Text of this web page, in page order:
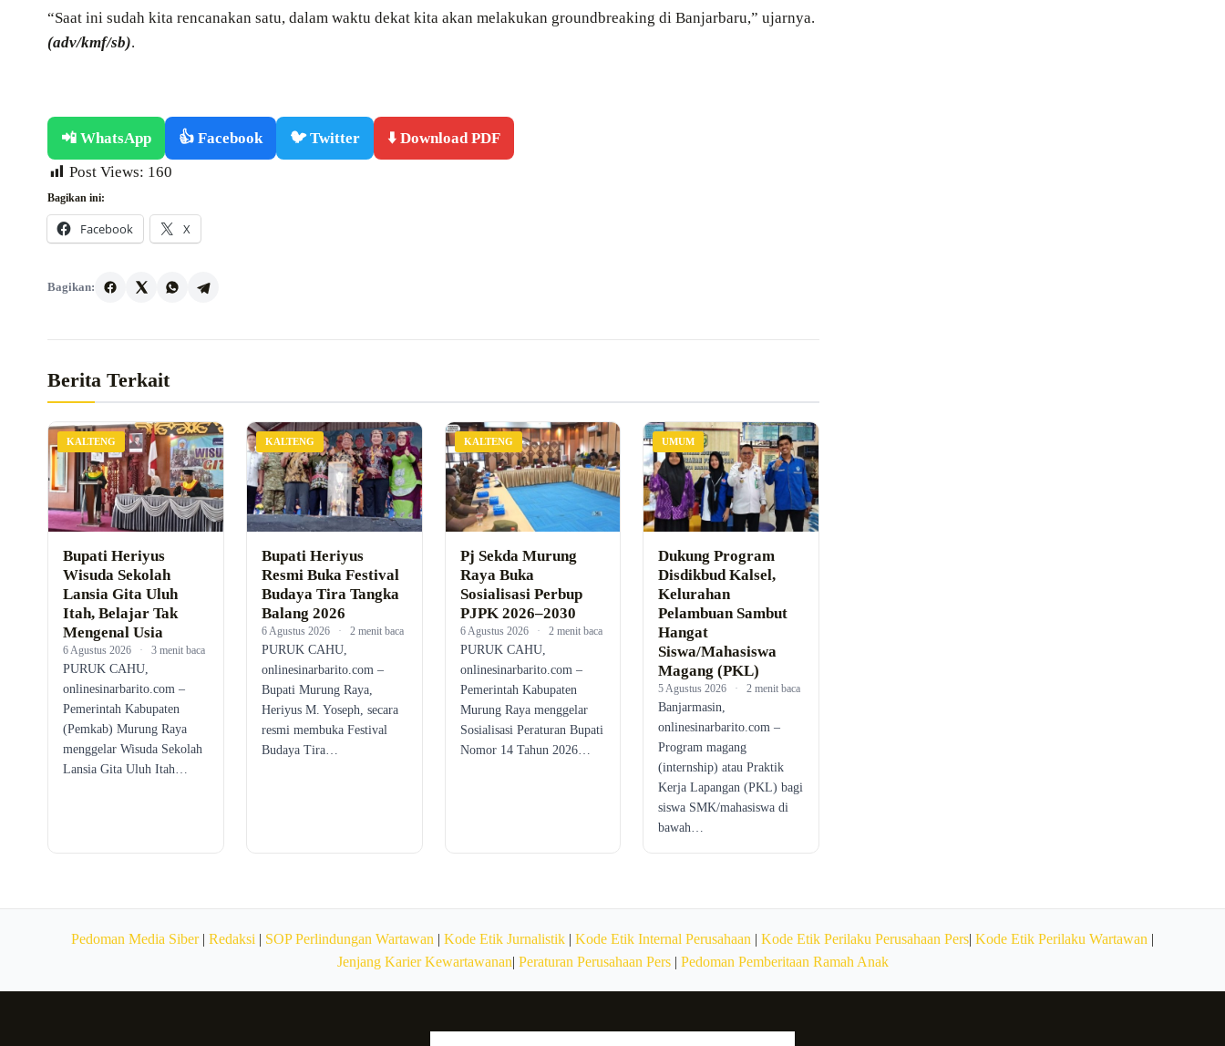
“Saat ini sudah kita rencanakan satu, dalam waktu dekat kita akan melakukan groundbreaking di Banjarbaru,” ujarnya.
(adv/kmf/sb).
📲 WhatsApp 👍 Facebook 🐦 Twitter
⬇️ Download PDF
Post Views: 160
Bagikan ini:
Facebook X
Bagikan:
Berita Terkait
KALTENG
Bupati Heriyus
Wisuda Sekolah
Lansia Gita Uluh
Itah, Belajar Tak
Mengenal Usia
6 Agustus 2026 · 3 menit baca
PURUK CAHU,
onlinesinarbarito.com –
Pemerintah Kabupaten
(Pemkab) Murung Raya
menggelar Wisuda Sekolah
Lansia Gita Uluh Itah…
KALTENG
Bupati Heriyus
Resmi Buka Festival
Budaya Tira Tangka
Balang 2026
6 Agustus 2026 · 2 menit baca
PURUK CAHU,
onlinesinarbarito.com –
Bupati Murung Raya,
Heriyus M. Yoseph, secara
resmi membuka Festival
Budaya Tira…
KALTENG
Pj Sekda Murung
Raya Buka
Sosialisasi Perbup
PJPK 2026–2030
6 Agustus 2026 · 2 menit baca
PURUK CAHU,
onlinesinarbarito.com –
Pemerintah Kabupaten
Murung Raya menggelar
Sosialisasi Peraturan Bupati
Nomor 14 Tahun 2026…
UMUM
Dukung Program
Disdikbud Kalsel,
Kelurahan
Pelambuan Sambut
Hangat
Siswa/Mahasiswa
Magang (PKL)
5 Agustus 2026 · 2 menit baca
Banjarmasin,
onlinesinarbarito.com –
Program magang
(internship) atau Praktik
Kerja Lapangan (PKL) bagi
siswa SMK/mahasiswa di
bawah…
Pedoman Media Siber| Redaksi | SOP Perlindungan Wartawan | Kode Etik Jurnalistik | Kode Etik Internal Perusahaan | Kode Etik Perilaku Perusahaan Pers| Kode Etik Perilaku Wartawan |
Jenjang Karier Kewartawanan| Peraturan Perusahaan Pers| Pedoman Pemberitaan Ramah Anak